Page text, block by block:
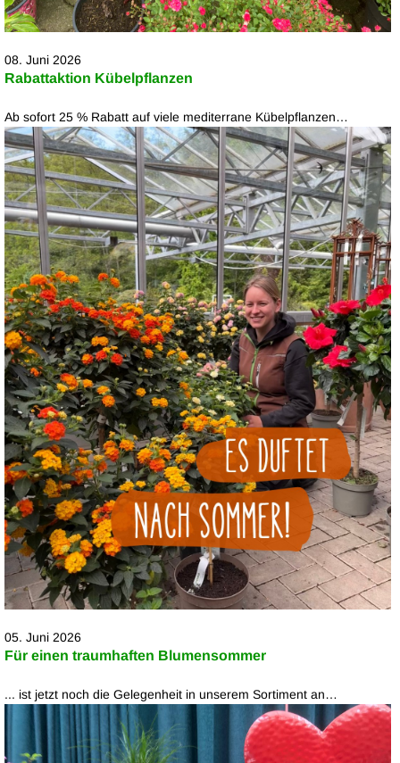
08. Juni 2026
Rabattaktion Kübelpflanzen
Ab sofort 25 % Rabatt auf viele mediterrane Kübelpflanzen…
05. Juni 2026
Für einen traumhaften Blumensommer
... ist jetzt noch die Gelegenheit in unserem Sortiment an…